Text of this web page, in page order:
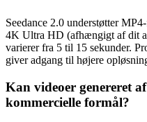
Seedance 2.0 understøtter
4K Ultra HD (afhængigt af dit
varierer fra 5 til 15 sekunder.
giver adgang til højere
Kan videoer genereret
kommercielle formål?